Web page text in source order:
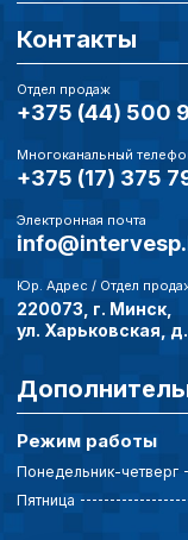
Контакты
Отдел продаж
+375 (44) 500
Многоканальный
+375 (17) 375
Электронная почта
Юр. Адрес / Отдел
220073, г. Минск,
ул. Харьковская,
Режим работы
Понедельник-четверг
Пятница